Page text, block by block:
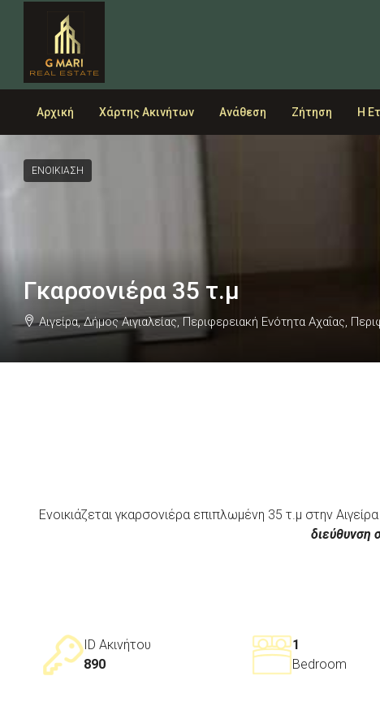
Αρχική Χάρτης Ακινήτων Ανάθεση Ζήτηση Η
ΕΝΟΙΚΙΑΣΗ
Γκαρσονιέρα 35 τ.μ
Αιγείρα, Δήμος Αιγιαλείας, Περιφερειακή Ενότητα Αχαΐας,
Ενοικιάζεται γκαρσονιέρα επιπλωμένη 35 τ.μ στην
διεύθυνση
ID Ακινήτου
890
1
Bedroom